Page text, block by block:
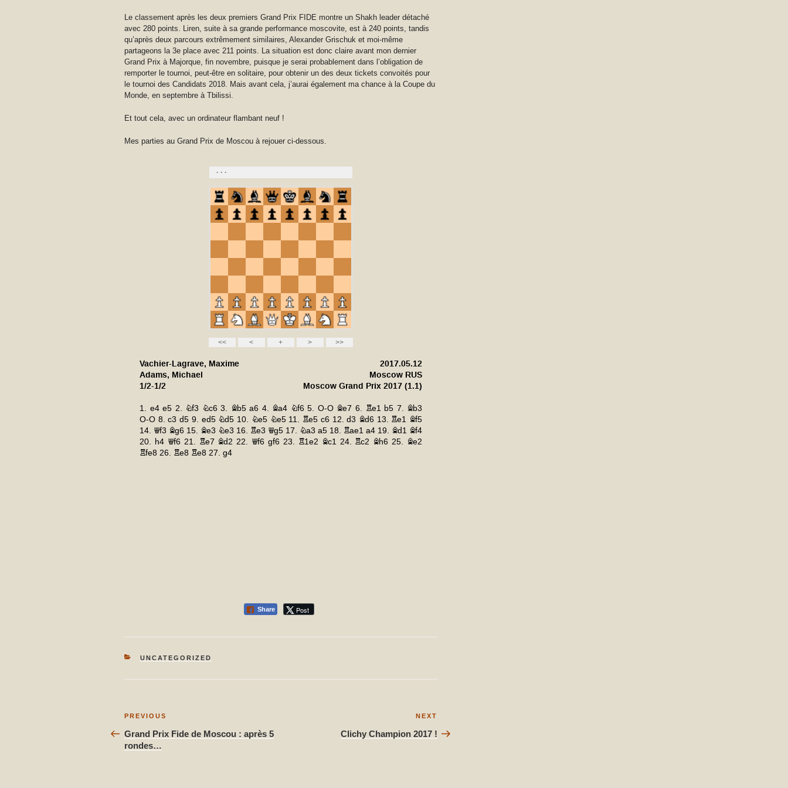
Le classement après les deux premiers Grand Prix FIDE montre un Shakh leader détaché
avec 280 points. Liren, suite à sa grande performance moscovite, est à 240 points, tandis
qu’après deux parcours extrêmement similaires, Alexander Grischuk et moi-même
partageons la 3e place avec 211 points. La situation est donc claire avant mon dernier
Grand Prix à Majorque, fin novembre, puisque je serai probablement dans l’obligation de
remporter le tournoi, peut-être en solitaire, pour obtenir un des deux tickets convoités pour
le tournoi des Candidats 2018. Mais avant cela, j’aurai également ma chance à la Coupe du
Monde, en septembre à Tbilissi.
Et tout cela, avec un ordinateur flambant neuf !
Mes parties au Grand Prix de Moscou à rejouer ci-dessous.
Share Post
CATEGORIES
UNCATEGORIZED
Post
navigation
Previous
PREVIOUS
Grand Prix Fide de Moscou : après 5
rondes…
NEXT
Clichy Champion 2017 !